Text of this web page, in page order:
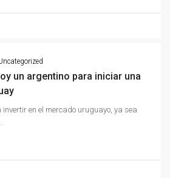
un argentino para iniciar una
en el mercado uruguayo, ya sea